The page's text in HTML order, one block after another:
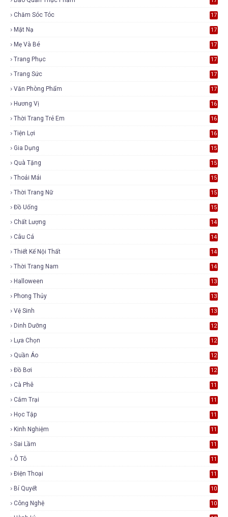
Chăm Sóc Tóc 17
Mặt Nạ 17
Mẹ Và Bé 17
Trang Phục 17
Trang Sức 17
Văn Phòng Phẩm 17
Hương Vị 16
Thời Trang Trẻ Em 16
Tiện Lợi 16
Gia Dụng 15
Quà Tặng 15
Thoải Mái 15
Thời Trang Nữ 15
Đồ Uống 15
Chất Lượng 14
Câu Cá 14
Thiết Kế Nội Thất 14
Thời Trang Nam 14
Halloween 13
Phong Thủy 13
Vệ Sinh 13
Dinh Dưỡng 12
Lựa Chọn 12
Quần Áo 12
Đồ Bơi 12
Cà Phê 11
Cắm Trại 11
Học Tập 11
Kinh Nghiệm 11
Sai Lầm 11
Ô Tô 11
Điện Thoại 11
Bí Quyết 10
Công Nghệ 10